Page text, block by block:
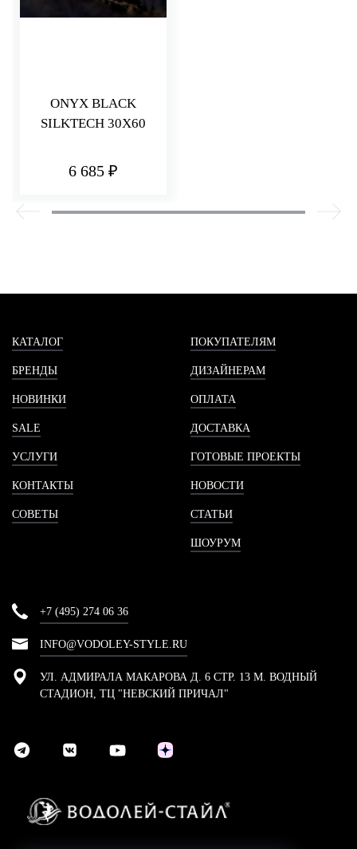
ONYX BLACK
SILKTECH 30X60
6 685 ₽
КАТАЛОГ
БРЕНДЫ
НОВИНКИ
SALE
УСЛУГИ
КОНТАКТЫ
СОВЕТЫ
ПОКУПАТЕЛЯМ
ДИЗАЙНЕРАМ
ОПЛАТА
ДОСТАВКА
ГОТОВЫЕ ПРОЕКТЫ
НОВОСТИ
СТАТЬИ
ШОУРУМ
+7 (495) 274 06 36
INFO@VODOLEY-STYLE.RU
УЛ. АДМИРАЛА МАКАРОВА Д. 6 СТР. 13 М. ВОДНЫЙ
СТАДИОН, ТЦ "НЕВСКИЙ ПРИЧАЛ"